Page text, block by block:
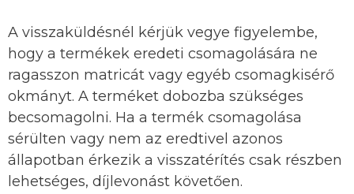
A visszaküldésnél kérjük vegye figyelembe,
hogy a termékek eredeti csomagolására ne
ragasszon matricát vagy egyéb csomagkisérő
okmányt. A terméket dobozba szükséges
becsomagolni. Ha a termék csomagolása
sérülten vagy nem az eredtivel azonos
állapotban érkezik a visszatérítés csak részben
lehetséges, díjlevonást követően.